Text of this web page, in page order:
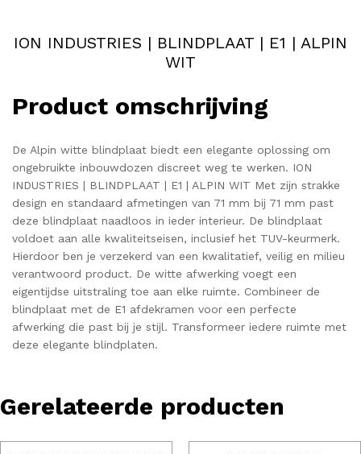
ION INDUSTRIES | BLINDPLAAT | E1 | ALPIN
WIT
Product omschrijving
De Alpin witte blindplaat biedt een elegante oplossing om
ongebruikte inbouwdozen discreet weg te werken. ION
INDUSTRIES | BLINDPLAAT | E1 | ALPIN WIT Met zijn strakke
design en standaard afmetingen van 71 mm bij 71 mm past
deze blindplaat naadloos in ieder interieur. De blindplaat
voldoet aan alle kwaliteitseisen, inclusief het TUV-keurmerk.
Hierdoor ben je verzekerd van een kwalitatief, veilig en milieu
verantwoord product. De witte afwerking voegt een
eigentijdse uitstraling toe aan elke ruimte. Combineer de
blindplaat met de E1 afdekramen voor een perfecte
afwerking die past bij je stijl. Transformeer iedere ruimte met
deze elegante blindplaten.
Gerelateerde producten